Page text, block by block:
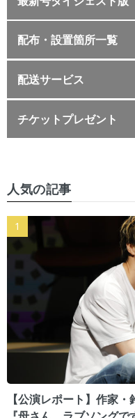
配布・設置箇所一覧
配送サービス
チケットプレゼント
人気の記事
【公演レポート】作家